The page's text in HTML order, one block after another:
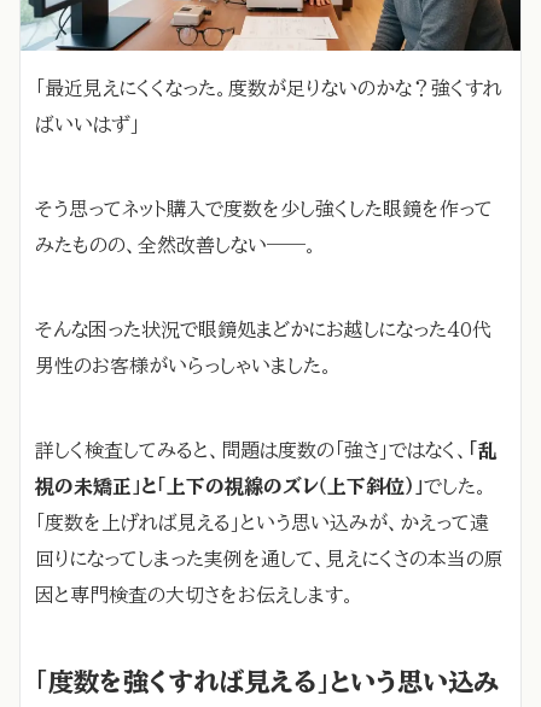
「最近見えにくくなった。度数が足りないのかな？強くすれ
ばいいはず」
そう思ってネット購入で度数を少し強くした眼鏡を作って
みたものの、全然改善しない——。
そんな困った状況で眼鏡処まどかにお越しになった40代
男性のお客様がいらっしゃいました。
詳しく検査してみると、問題は度数の「強さ」ではなく、
「乱
視の未矯正」と「上下の視線のズレ（上下斜位）」でした。
「度数を上げれば見える」という思い込みが、かえって遠
回りになってしまった実例を通して、見えにくさの本当の原
因と専門検査の大切さをお伝えします。
「度数を強くすれば見える」という思い込み